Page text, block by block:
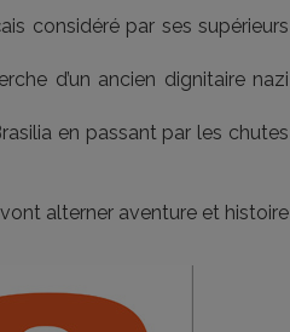
considéré par ses supérieurs
d’un ancien dignitaire nazi
en passant par les chutes
alterner aventure et histoire